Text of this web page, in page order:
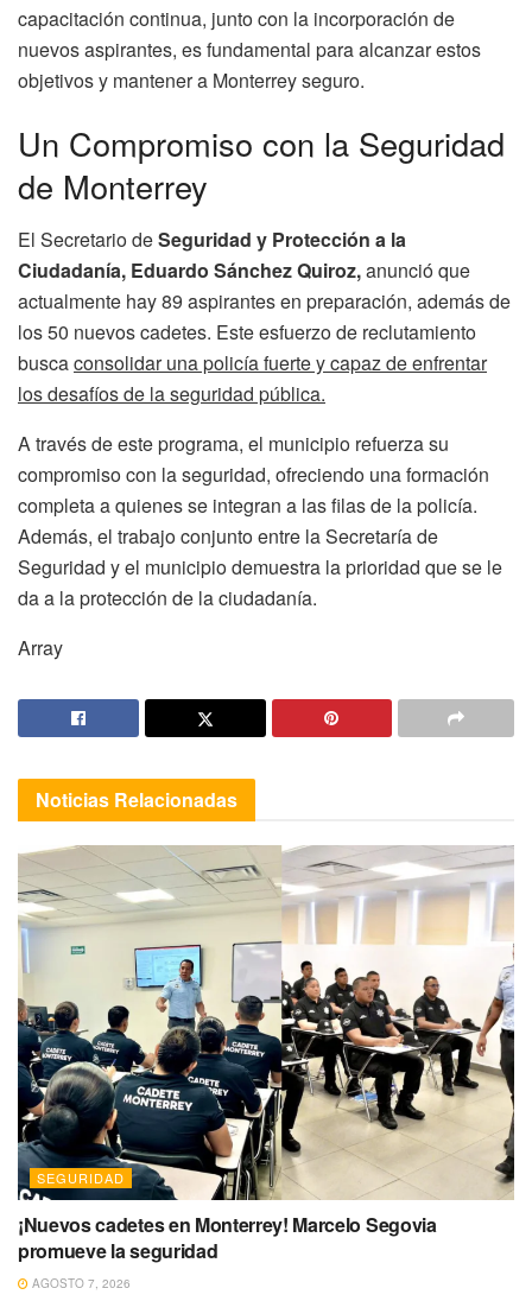
capacitación continua, junto con la incorporación de
nuevos aspirantes, es fundamental para alcanzar estos
objetivos y mantener a Monterrey seguro.
Un Compromiso con la Seguridad
de Monterrey
El Secretario deSeguridad y Protección a la
Ciudadanía, Eduardo Sánchez Quiroz,anunció que
actualmente hay 89 aspirantes en preparación, además de
los 50 nuevos cadetes. Este esfuerzo de reclutamiento
buscaconsolidar una policía fuerte y capaz de enfrentar
los desafíos de la seguridad pública.
A través de este programa, el municipio refuerza su
compromiso con la seguridad, ofreciendo una formación
completa a quienes se integran a las filas de la policía.
Además, el trabajo conjunto entre la Secretaría de
Seguridad y el municipio demuestra la prioridad que se le
da a la protección de la ciudadanía.
Array
Noticias Relacionadas
SEGURIDAD
¡Nuevos cadetes en Monterrey! Marcelo Segovia
promueve la seguridad
AGOSTO 7, 2026